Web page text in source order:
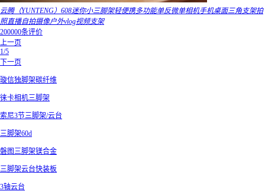
云腾（YUNTENG）608迷你小三脚架轻便携多功能单反微单相机手机桌面三角支架拍
照直播自拍摄像户外vlog视频支架
200000条评价
上一页
1/5
下一页
璇信独脚架碳纤维
徕卡相机三脚架
索尼3节三脚架/云台
三脚架60d
磐图三脚架镁合金
三脚架云台快装板
3轴云台